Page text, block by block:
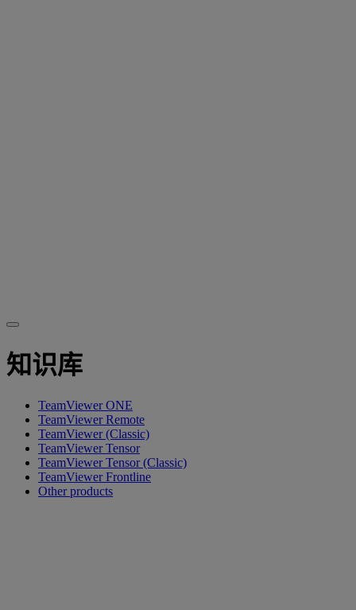
知识库
TeamViewer ONE
TeamViewer Remote
TeamViewer (Classic)
TeamViewer Tensor
TeamViewer Tensor (Classic)
TeamViewer Frontline
Other products